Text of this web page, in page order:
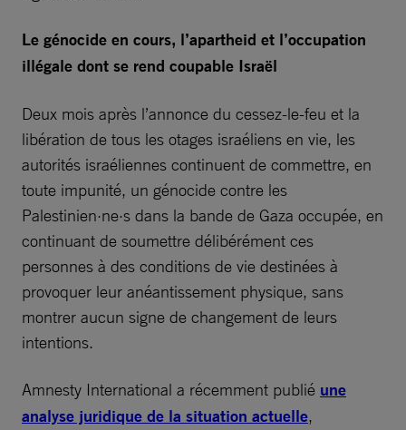
Le génocide en cours, l’apartheid et l’occupation
illégale dont se rend coupable Israël
Deux mois après l’annonce du cessez-le-feu et la
libération de tous les otages israéliens en vie, les
autorités israéliennes continuent de commettre, en
toute impunité, un génocide contre les
Palestinien·ne·s dans la bande de Gaza occupée, en
continuant de soumettre délibérément ces
personnes à des conditions de vie destinées à
provoquer leur anéantissement physique, sans
montrer aucun signe de changement de leurs
intentions.
Amnesty International a récemment publié une
analyse juridique de la situation actuelle,